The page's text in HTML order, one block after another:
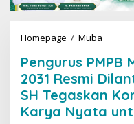
Homepage / Muba
n
g
u
r
u
Pengurus PMPB
2031 Resmi
SH Tegaskan
Karya Nyata